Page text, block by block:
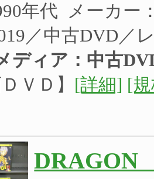
年代 メーカー
／中古DVD／
ディア：中古
ＶＤ】 [詳細] [